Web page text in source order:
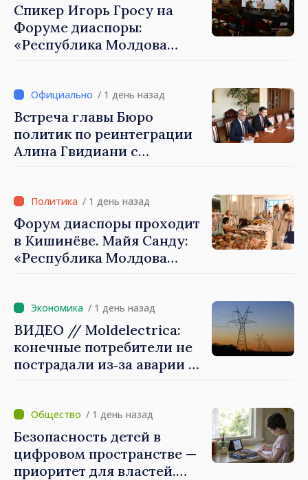
Спикер Игорь Гросу на
Форуме диаспоры:
«Республика Молдова
и за рубежом, что
заслуживает стать частью
большой европейской
семьи»
/ 1 день назад
Встреча главы Бюро
политик по реинтеграции
Алина Гвидиани с
Красного Креста в
Молдове
/ 1 день назад
Форум диаспоры проходит
в Кишинёве. Майя Санду:
«Республика Молдова
диаспора может сыграть
важную роль в
продвижении и поддержке
этого пути»
/ 1 день назад
ВИДЕО // Moldelectrica:
конечные потребители не
пострадали из‑за аварии на
выполнены в
приоритетном режиме
/ 1 день назад
Безопасность детей в
цифровом пространстве —
приоритет для властей.